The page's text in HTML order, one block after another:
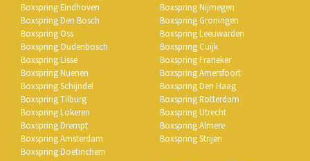
Boxspring Eindhoven
Boxspring Den Bosch
Boxspring Oss
Boxspring Oudenbosch
Boxspring Lisse
Boxspring Nuenen
Boxspring Schijndel
Boxspring Tilburg
Boxspring Lokeren
Boxspring Drempt
Boxspring Amsterdam
Boxspring Doetinchem
Boxspring Nijmegen
Boxspring Groningen
Boxspring Leeuwarden
Boxspring Cuijk
Boxspring Franeker
Boxspring Amersfoort
Boxspring Den Haag
Boxspring Rotterdam
Boxspring Utrecht
Boxspring Almere
Boxspring Strijen